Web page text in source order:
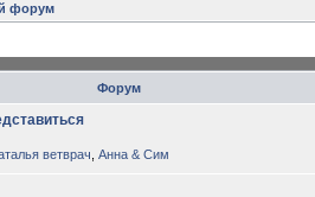
форум
Форум
ветврач Анна & Сим